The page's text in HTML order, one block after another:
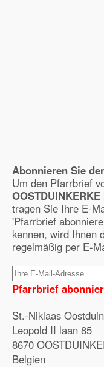
Abonnieren Sie
Um den Pfarrbrief
OOSTDUINKERKE
tragen Sie Ihre E-
'Pfarrbrief
kennen, wird Ihnen
regelmäßig per E-
Pfarrbrief
St.-Niklaas
Leopold II laan 85
8670
Belgien